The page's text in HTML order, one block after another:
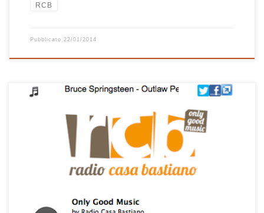
RCB
Pubblicato 22/01/2014
Qualcuno mi ha giustamente segnalato che il player di RCB, il
comodo pulsante che trovate in tutte le pagine di questo sito per
ascoltare Radio Casa Bastiano, non funzionava correttamente con
alcuni browser (per es. Firefox). Uno sguardo rapido al codice mi